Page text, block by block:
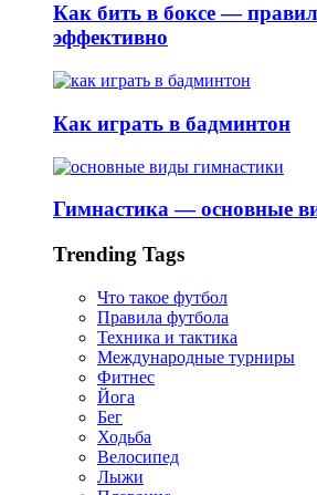
Как бить в боксе —
эффективно
Как играть в бадминтон
Гимнастика — основные
Trending Tags
Что такое футбол
Правила футбола
Техника и тактика
Международные турниры
Фитнес
Йога
Бег
Ходьба
Велосипед
Лыжи